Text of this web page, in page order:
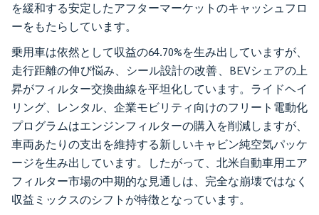
を緩和する安定したアフターマーケットのキャッシュフロ
ーをもたらしています。
乗用車は依然として収益の64.70%を生み出していますが、
走行距離の伸び悩み、シール設計の改善、BEVシェアの上
昇がフィルター交換曲線を平坦化しています。ライドヘイ
リング、レンタル、企業モビリティ向けのフリート電動化
プログラムはエンジンフィルターの購入を削減しますが、
車両あたりの支出を維持する新しいキャビン純空気パッケ
ージを生み出しています。したがって、北米自動車用エア
フィルター市場の中期的な見通しは、完全な崩壊ではなく
収益ミックスのシフトが特徴となっています。